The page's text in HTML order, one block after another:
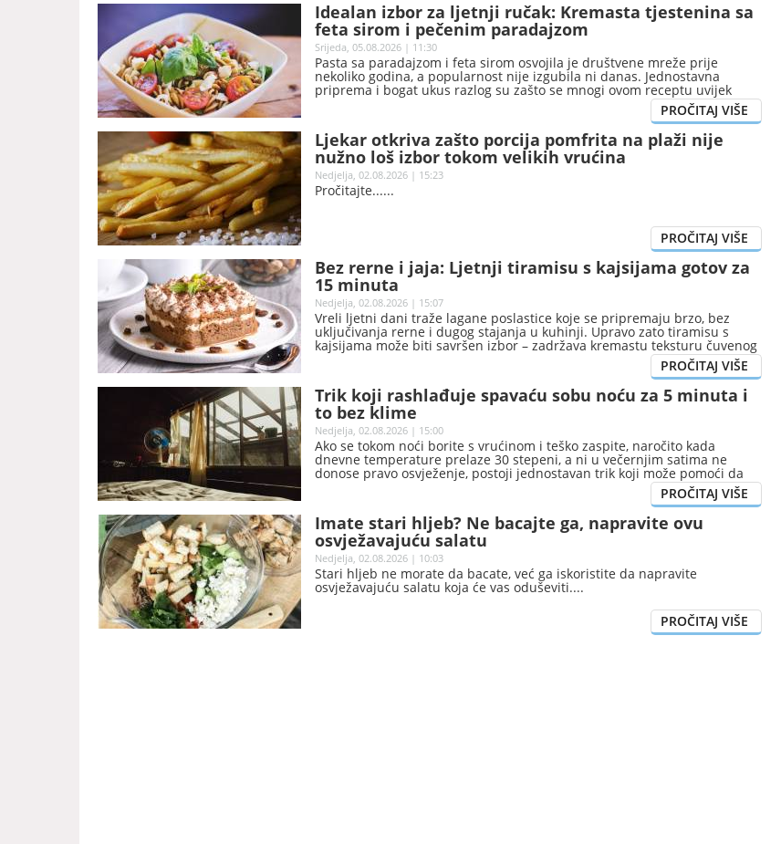
Idealan izbor za ljetnji ručak: Kremasta tjestenina sa
feta sirom i pečenim paradajzom
Srijeda, 05.08.2026 | 11:30
Pasta sa paradajzom i feta sirom osvojila je društvene mreže prije
nekoliko godina, a popularnost nije izgubila ni danas. Jednostavna
priprema i bogat ukus razlog su zašto se mnogi ovom receptu uvijek
Ljekar otkriva zašto porcija pomfrita na plaži nije
nužno loš izbor tokom velikih vrućina
Nedjelja, 02.08.2026 | 15:23
Pročitajte...
Bez rerne i jaja: Ljetnji tiramisu s kajsijama gotov za
15 minuta
Nedjelja, 02.08.2026 | 15:07
Vreli ljetni dani traže lagane poslastice koje se pripremaju brzo, bez
uključivanja rerne i dugog stajanja u kuhinji. Upravo zato tiramisu s
kajsijama može biti savršen izbor – zadržava kremastu teksturu čuvenog
italijanskog deserta, ali dobija potpuno novo, osvježavajuće lice
Trik koji rashlađuje spavaću sobu noću za 5 minuta i
to bez klime
Nedjelja, 02.08.2026 | 15:00
Ako se tokom noći borite s vrućinom i teško zaspite, naročito kada
dnevne temperature prelaze 30 stepeni, a ni u večernjim satima ne
donose pravo osvježenje, postoji jednostavan trik koji može pomoći da
rashladite spavaću sobu za svega nekoliko minuta – i to bez dodatnih
Imate stari hljeb? Ne bacajte ga, napravite ovu
osvježavajuću salatu
Nedjelja, 02.08.2026 | 10:03
Stari hljeb ne morate da bacate, već ga iskoristite da napravite
osvježavajuću salatu koja će vas oduševiti.